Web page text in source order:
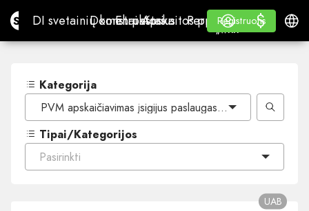
Site.proDI svetainių konstruktorius
DI svetainių konstruktorius
Domenai
DomenaiEl. paštas
El. paštasApskaitos programa
Apskaitos programa
Perpardavėjams
„WHITE LABEL“
Mokymasis
Mokymasis
Registruotis
Registruotis
Prisijungti
$
$
Kategorija
PVM apskaičiavimas įsigijus paslaugas Iš LT PVM
Tipai/Kategorijos
Pasirinkti
UAB